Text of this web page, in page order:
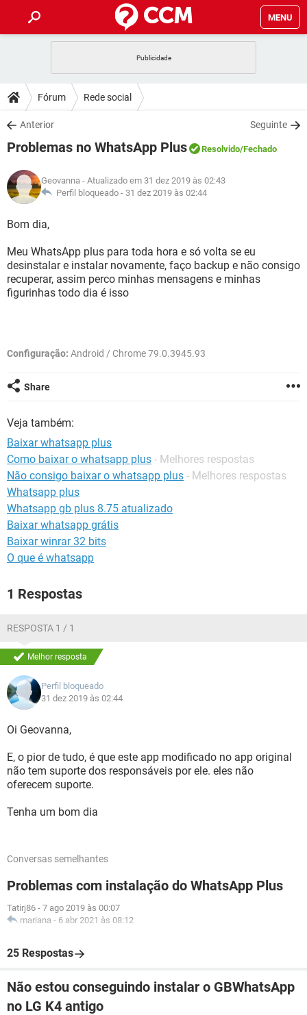
MENU
CELULAR
OUTLOOK
INSTAGRAM GMAIL
GUIA DE COMPRAS
DICAS
JOGOS
INSTAGRAM GMAIL
GUIA DE COMPRAS
DOWNLOADS
JOGOS WHATSAPP
CELULAR
OUTLOOK EXCEL
INSTAGRAM
JOGOS WHATSAPP
CELULAR
OUTLOOK
INSTAGRAM GMAIL
GUIA DE COMPRAS
GLOSSÁRIO
JOGOS
OUTLOOK EXCEL
INSTAGRAM
Fórum Rede social
Anterior Seguinte
Problemas no WhatsApp Plus Resolvido/Fechado
Geovanna - Atualizado em 31 dez 2019 às 02:43
Perfil bloqueado - 31 dez 2019 às 02:44
Bom dia,
Meu WhatsApp plus para toda hora e só volta se eu
desinstalar e instalar novamente, faço backup e não consigo
recuperar, assim perco minhas mensagens e minhas
figurinhas todo dia é isso
Configuração: Android / Chrome 79.0.3945.93
Share
Veja também:
Baixar whatsapp plus
Como baixar o whatsapp plus - Melhores respostas
Não consigo baixar o whatsapp plus - Melhores respostas
Whatsapp plus
Whatsapp gb plus 8.75 atualizado
Baixar whatsapp grátis
Baixar winrar 32 bits
O que é whatsapp
1 Respostas
RESPOSTA 1 / 1
Melhor resposta
Perfil bloqueado
31 dez 2019 às 02:44
Oi Geovanna,
E, o pior de tudo, é que este app modificado no app original
não tem suporte dos responsáveis por ele. eles não
oferecem suporte.
Tenha um bom dia
Conversas semelhantes
Problemas com instalação do WhatsApp Plus
Tatirj86 - 7 ago 2019 às 00:07
mariana - 6 abr 2021 às 08:12
25 Respostas
Não estou conseguindo instalar o GBWhatsApp
no LG K4 antigo